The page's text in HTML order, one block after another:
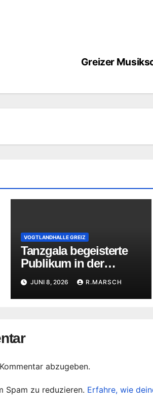
Greizer
VOGTLANDHALLE GREIZ
Tanzgala begeisterte
Publikum in der
Vogtlandhalle Greiz
JUNI 8, 2026 R.MARSCH
abzugeben.
Spam zu reduzieren. Erfahre, wie